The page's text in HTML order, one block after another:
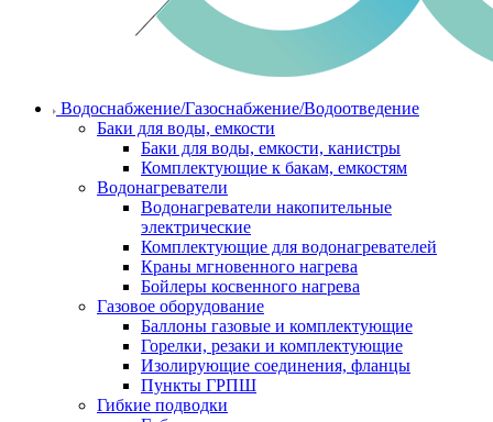
Водоснабжение/Газоснабжение/Водоотведение
Баки для воды, емкости
Баки для воды, емкости, канистры
Комплектующие к бакам, емкостям
Водонагреватели
Водонагреватели накопительные
электрические
Комплектующие для водонагревателей
Краны мгновенного нагрева
Бойлеры косвенного нагрева
Газовое оборудование
Баллоны газовые и комплектующие
Горелки, резаки и комплектующие
Изолирующие соединения, фланцы
Пункты ГРПШ
Гибкие подводки